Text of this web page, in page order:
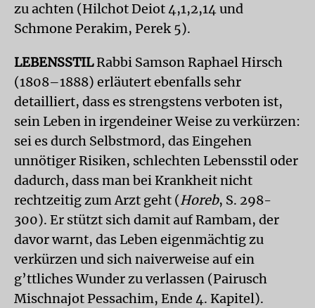
zu achten (Hilchot Deiot 4,1,2,14 und
Schmone Perakim, Perek 5).
LEBENSSTILRabbi Samson Raphael Hirsch
(1808–1888) erläutert ebenfalls sehr
detailliert, dass es strengstens verboten ist,
sein Leben in irgendeiner Weise zu verkürzen:
sei es durch Selbstmord, das Eingehen
unnötiger Risiken, schlechten Lebensstil oder
dadurch, dass man bei Krankheit nicht
rechtzeitig zum Arzt geht (Horeb, S. 298-
300). Er stützt sich damit auf Rambam, der
davor warnt, das Leben eigenmächtig zu
verkürzen und sich naiverweise auf ein
g’ttliches Wunder zu verlassen (Pairusch
Mischnajot Pessachim, Ende 4. Kapitel).